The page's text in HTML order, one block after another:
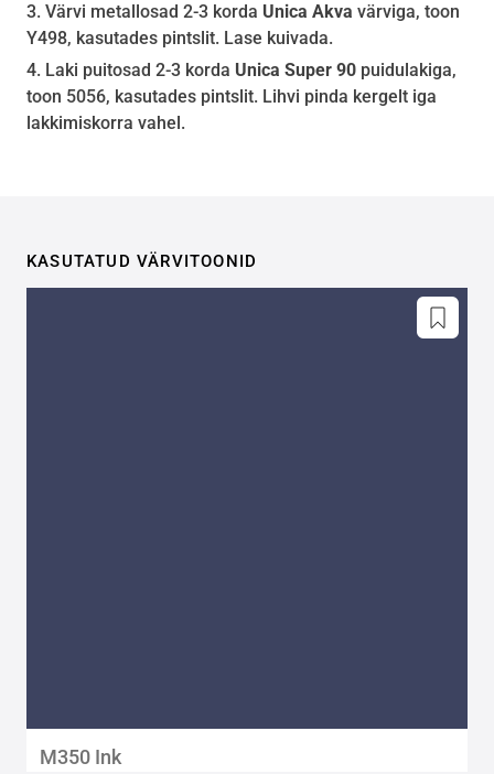
Värvi metallosad 2-3 korda Unica Akva värviga, toon
Y498, kasutades pintslit. Lase kuivada.
Laki puitosad 2-3 korda Unica Super 90 puidulakiga,
toon 5056, kasutades pintslit. Lihvi pinda kergelt iga
lakkimiskorra vahel.
KASUTATUD VÄRVITOONID
M350 Ink